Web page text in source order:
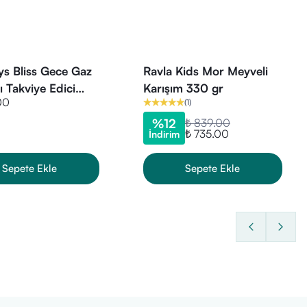
Bliss Gece Gaz
Takviye Edici
ml
Sepete Ekle
Ravla Kids Mor Meyveli
Karışım 330 gr
(1)
%12
İndirim
₺ 839.00
₺ 735.00
Sepete Ekle